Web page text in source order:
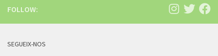
FOLLOW:
SEGUEIX-NOS